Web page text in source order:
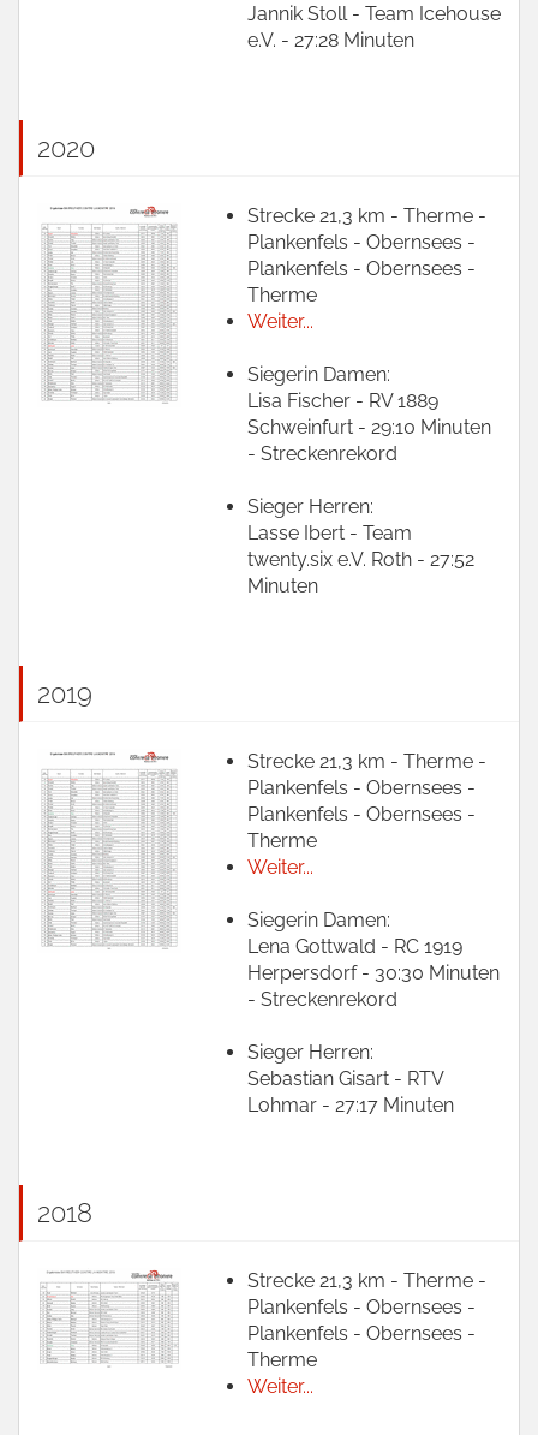
Jannik Stoll - Team Icehouse
e.V. - 27:28 Minuten
2020
Strecke 21,3 km - Therme -
Plankenfels - Obernsees -
Plankenfels - Obernsees -
Therme
Weiter...
Siegerin Damen:
Lisa Fischer - RV 1889
Schweinfurt - 29:10 Minuten
- Streckenrekord
Sieger Herren:
Lasse Ibert - Team
twenty.six e.V. Roth - 27:52
Minuten
2019
Strecke 21,3 km - Therme -
Plankenfels - Obernsees -
Plankenfels - Obernsees -
Therme
Weiter...
Siegerin Damen:
Lena Gottwald - RC 1919
Herpersdorf - 30:30 Minuten
- Streckenrekord
Sieger Herren:
Sebastian Gisart - RTV
Lohmar - 27:17 Minuten
2018
Strecke 21,3 km - Therme -
Plankenfels - Obernsees -
Plankenfels - Obernsees -
Therme
Weiter...